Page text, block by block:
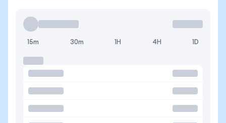
15m 30m 1H 4H 1D